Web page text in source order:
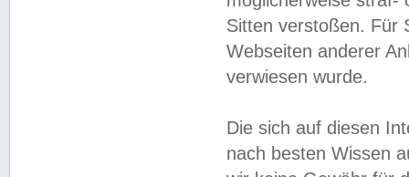
Sitten verstoßen. Für
Webseiten anderer
verwiesen wurde.
Die sich auf diesen
nach besten Wissen